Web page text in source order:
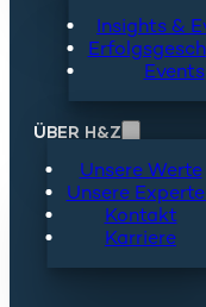
Insights &
Events
ÜBER H&Z
Unsere Werte
Unsere
Kontakt
Karriere